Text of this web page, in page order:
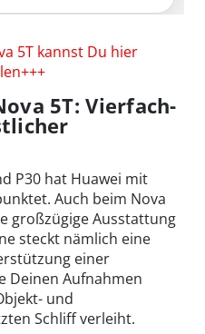
5T kannst Du hier
5T: Vierfach-
P30 hat Huawei mit
Auch beim Nova
großzügige Ausstattung
steckt nämlich eine
einer
Deinen Aufnahmen
und
Schliff verleiht.